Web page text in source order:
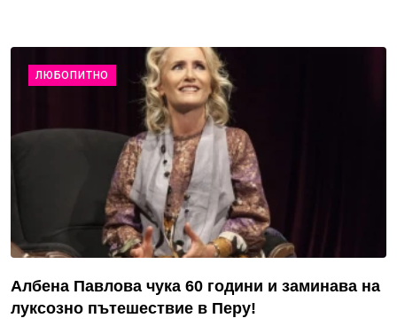
ЛЮБОПИТНО
Албена Павлова чука 60 години и заминава на
луксозно пътешествие в Перу!